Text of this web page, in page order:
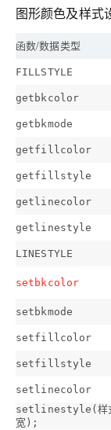
图形颜色及样式
函数/数据类型
FILLSTYLE
getbkcolor
getbkmode
getfillcolor
getfillstyle
getlinecolor
getlinestyle
LINESTYLE
setbkcolor
setbkmode
setfillcolor
setfillstyle
setlinecolor
setlinestyle(样
宽);